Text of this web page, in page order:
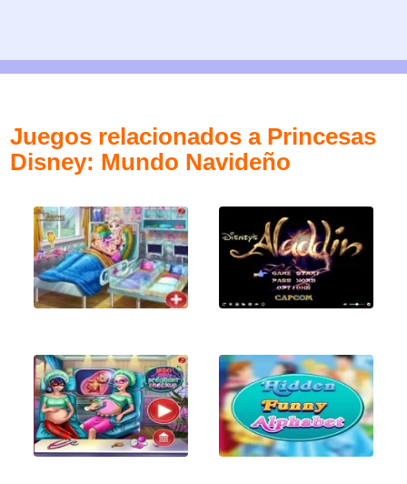
Juegos relacionados a Princesas
Disney: Mundo Navideño